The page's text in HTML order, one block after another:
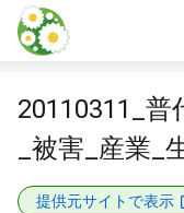
本文に飛ぶ
20110311_普
_被害_産業_
提供元サイトで表示